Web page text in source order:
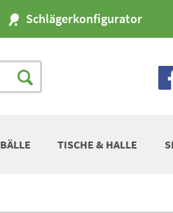
Schlägerkonfigurator
BÄLLE TISCHE & HALLE